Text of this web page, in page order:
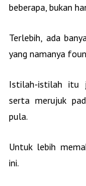
beberapa, bukan
Terlebih, ada
yang namanya
Istilah-istilah itu
serta merujuk
pula.
Untuk lebih
ini.